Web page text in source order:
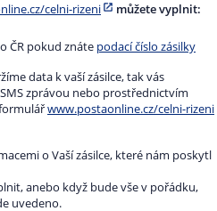
celni-rizeni můžete vyplnit:
ČR pokud znáte podací číslo zásilky
data k vaší zásilce, tak vás
zprávou nebo prostřednictvím
www.postaonline.cz/celni-rizeni
o Vaší zásilce, které nám poskytl
anebo když bude vše v pořádku,
uvedeno.